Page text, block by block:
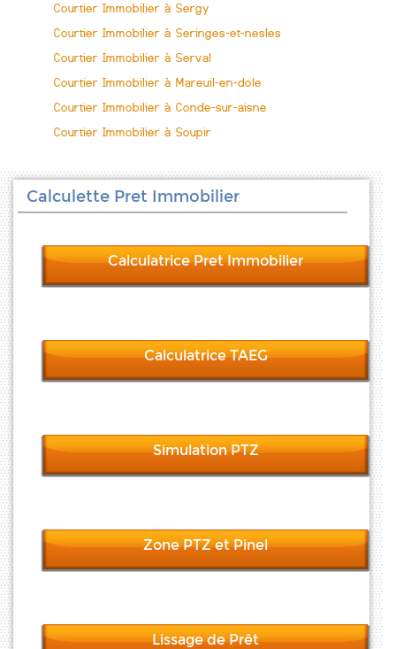
Courtier Immobilier à Sergy
Courtier Immobilier à Seringes-et-nesles
Courtier Immobilier à Serval
Courtier Immobilier à Mareuil-en-dole
Courtier Immobilier à Conde-sur-aisne
Courtier Immobilier à Soupir
Calculette Pret Immobilier
Calculatrice Pret Immobilier
Calculatrice TAEG
Simulation PTZ
Zone PTZ et Pinel
Lissage de Prêt